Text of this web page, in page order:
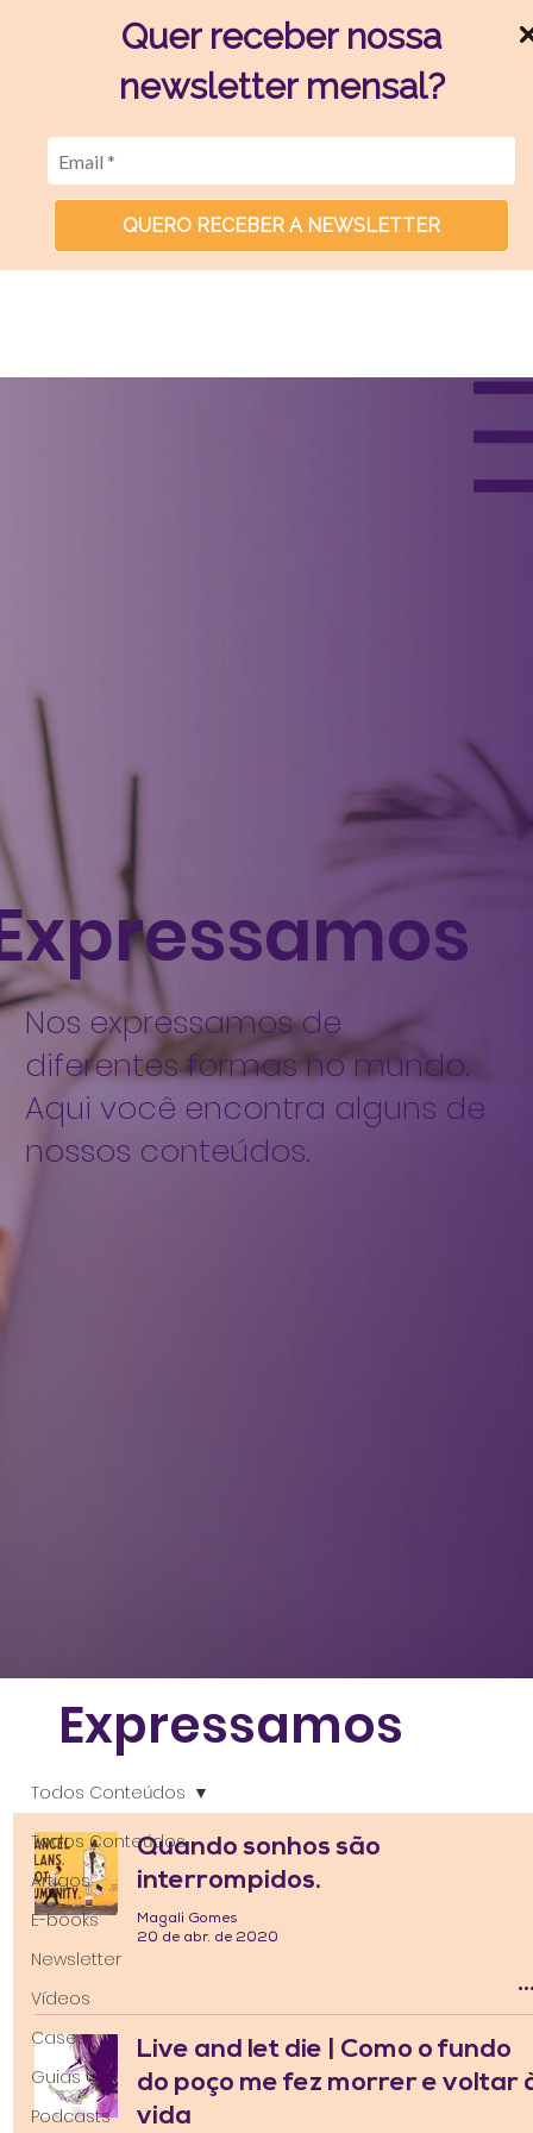
Quer receber nossa
newsletter mensal?
QUERO RECEBER A NEWSLETTER
Todos Conteúdos
Artigos
E-books
Newsletter
Vídeos
Cases
Guias
Podcasts
Todos Conteúdos
Quando sonhos são
interrompidos.
Magali Gomes
20 de abr. de 2020
Live and let die | Como o fundo
do poço me fez morrer e voltar
vida
Expressamos
Nos expressamos de
diferentes formas no mundo.
Aqui você encontra alguns de
nossos conteúdos.